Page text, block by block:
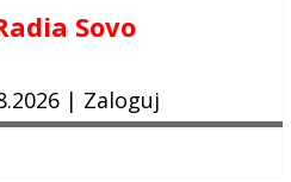
Sovo
| Zaloguj